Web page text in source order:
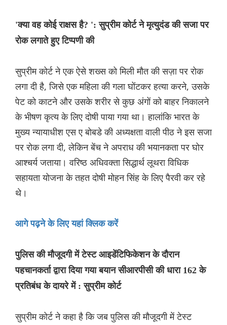
'क्या वह कोई राक्षस है? ': सुप्रीम कोर्ट ने मृत्युदंड की सजा पर
रोक लगाते हुए टिप्पणी की
सुप्रीम कोर्ट ने एक ऐसे शख्स को मिली मौत की सज़ा पर रोक
लगा दी है, जिसे एक महिला की गला घोंटकर हत्या करने, उसके
पेट को काटने और उसके शरीर से कुछ अंगों को बाहर निकालने
के भीषण कृत्य के लिए दोषी पाया गया था। हालांकि भारत के
मुख्य न्यायाधीश एस ए बोबडे की अध्यक्षता वाली पीठ ने इस सजा
पर रोक लगा दी, लेकिन बेंच ने अपराध की भयानकता पर घोर
आश्चर्य जताया। वरिष्ठ अधिवक्ता सिद्धार्थ लूथरा विधिक
सहायता योजना के तहत दोषी मोहन सिंह के लिए पैरवी कर रहे
थे।
आगे पढ़ने के लिए यहां क्लिक करें
पुलिस की मौजूदगी में टेस्ट आइडेंटिफिकेशन के दौरान
पहचानकर्ता द्वारा दिया गया बयान सीआरपीसी की धारा 162 के
प्रतिबंध के दायरे में : सुप्रीम कोर्ट
सुप्रीम कोर्ट ने कहा है कि जब पुलिस की मौजूदगी में टेस्ट